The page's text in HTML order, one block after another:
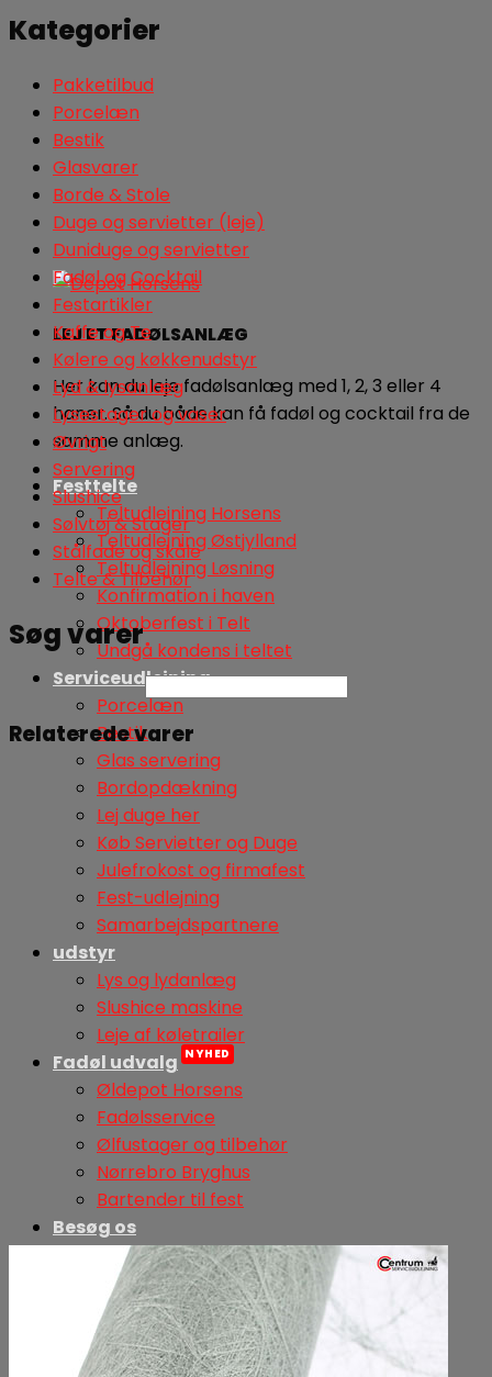
LEJ ET FADØLSANLÆG
Her kan du leje fadølsanlæg med 1, 2, 3 eller 4
haner. Så du både kan få fadøl og cocktail fra de
samme anlæg.
Festtelte
Teltudlejning Horsens
Teltudlejning Østjylland
Teltudlejning Løsning
Konfirmation i haven
Oktoberfest i Telt
Undgå kondens i teltet
Serviceudlejning
Porcelæn
Bestik
Glas servering
Bordopdækning
Lej duge her
Køb Servietter og Duge
Julefrokost og firmafest
Fest-udlejning
Samarbejdspartnere
udstyr
Lys og lydanlæg
Slushice maskine
Leje af køletrailer
Fadøl udvalg
Øldepot Horsens
Fadølsservice
Ølfustager og tilbehør
Nørrebro Bryghus
Bartender til fest
Besøg os
Om os
Vores forretninger
Samarbejdspartnere
Kategorier
Pakketilbud
Porcelæn
Bestik
Glasvarer
Borde & Stole
Duge og servietter (leje)
Duniduge og servietter
Fadøl og Cocktail
Festartikler
Kaffe og Te
Kølere og køkkenudstyr
Lyd & lysanlæg
Lysestager og vaser
Øvrigt
Servering
Slushice
Sølvtøj & Stager
Stålfade og skåle
Telte & Tilbehør
Søg varer
Relaterede varer